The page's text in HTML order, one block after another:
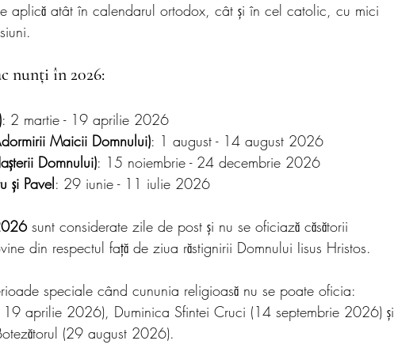
aplică atât în calendarul ortodox, cât și în cel catolic, cu mici
nunți în 2026:
: 2 martie - 19 aprilie 2026
Maicii Domnului): 1 august - 14 august 2026
Domnului): 15 noiembrie - 24 decembrie 2026
și Pavel: 29 iunie - 11 iulie 2026
sunt considerate zile de post și nu se oficiază căsătorii
din respectul față de ziua răstignirii Domnului Iisus Hristos.
speciale când cununia religioasă nu se poate oficia:
19 aprilie 2026), Duminica Sfintei Cruci (14 septembrie 2026) și
(29 august 2026).